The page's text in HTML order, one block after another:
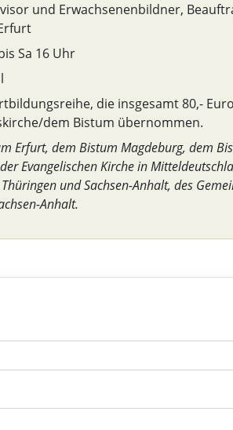
und Erwachsenenbildner,
Sa 16 Uhr
die insgesamt 80,-
dem Bistum übernommen.
Erfurt, dem Bistum Magdeburg, dem
Evangelischen Kirche in
und Sachsen-Anhalt, des
Anhalt.